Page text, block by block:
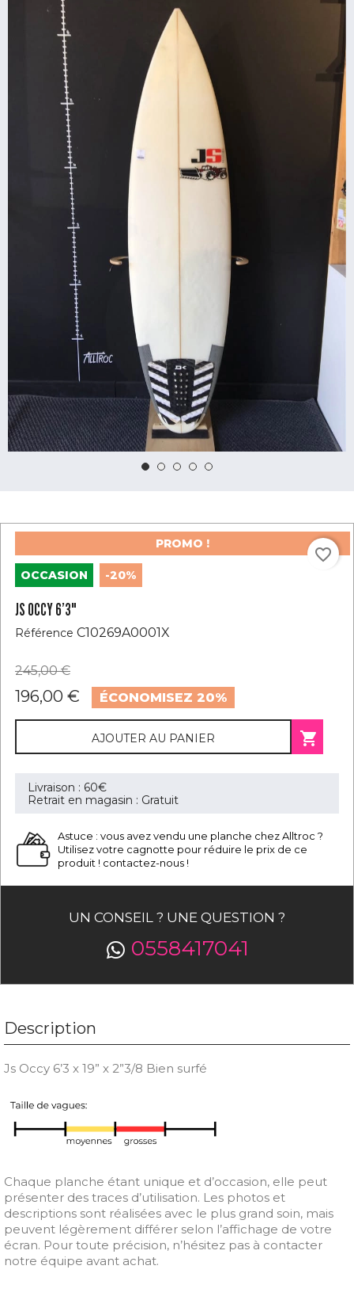
OCCASION
PROMO !
-20%
JS OCCY 6’3"
Référence C10269A0001X
245,00 €
196,00 € ÉCONOMISEZ 20%
AJOUTER AU PANIER 
favorite_border
Livraison : 60€
Retrait en magasin : Gratuit
Astuce : vous avez vendu une planche chez Alltroc ?
Utilisez votre cagnotte pour réduire le prix de ce
produit ! contactez-nous !
UN CONSEIL ? UNE QUESTION ?
0558417041
Description
Js Occy 6’3 x 19” x 2”3/8 Bien surfé
Chaque planche étant unique et d’occasion, elle peut
présenter des traces d’utilisation. Les photos et
descriptions sont réalisées avec le plus grand soin, mais
peuvent légèrement différer selon l’affichage de votre
écran. Pour toute précision, n’hésitez pas à contacter
notre équipe avant achat.